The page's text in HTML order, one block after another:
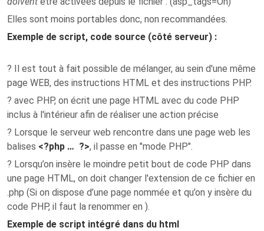
Elles sont moins portables donc, non recommandées.
Exemple de script, code source (côté serveur) :
? Il est tout à fait possible de mélanger, au sein d'une même
page WEB, des instructions HTML et des instructions PHP.
? avec PHP, on écrit une page HTML avec du code PHP
inclus à l'intérieur afin de réaliser une action précise
? Lorsque le serveur web rencontre dans une page web les
balises <?php … ?>, il passe en "mode PHP".
? Lorsqu’on insère le moindre petit bout de code PHP dans
une page HTML, on doit changer l'extension de ce fichier en
.php (Si on dispose d’une page nommée et qu’on y insère du
code PHP, il faut la renommer en ).
Exemple de script intégré dans du html